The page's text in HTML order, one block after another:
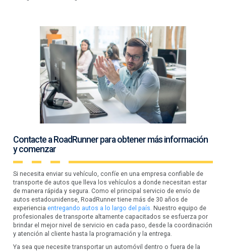
Contacte a RoadRunner para obtener más información
y comenzar
Si necesita enviar su vehículo, confíe en una empresa confiable de
transporte de autos que lleva los vehículos a donde necesitan estar
de manera rápida y segura. Como el principal servicio de envío de
autos estadounidense, RoadRunner tiene más de 30 años de
experienciaentregando autos a lo largo del país. Nuestro equipo de
profesionales de transporte altamente capacitados se esfuerza por
brindar el mejor nivel de servicio en cada paso, desde la coordinación
y atención al cliente hasta la programación y la entrega.
Ya sea que necesite transportar un automóvil dentro o fuera de la